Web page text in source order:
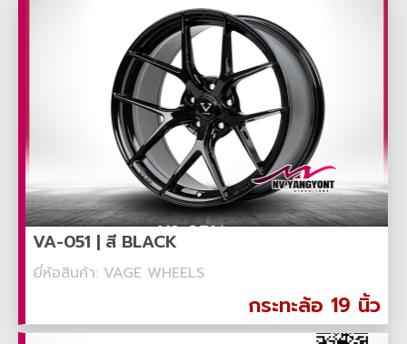
VA-051 | สี BLACK
ยี่ห้อสินค้า: VAGE WHEELS
กระทะล้อ 19 นิ้ว